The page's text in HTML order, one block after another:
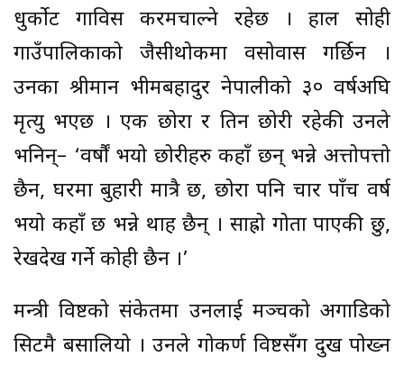
धुर्कोट गाविस करमचाल्ने रहेछ । हाल सोही
गाउँपालिकाको जैसीथोकमा वसोवास गर्छिन ।
उनका श्रीमान भीमबहादुर नेपालीको ३० वर्षअघि
मृत्यु भएछ । एक छोरा र तिन छोरी रहेकी उनले
भनिन्– ‘वर्षौं भयो छोरीहरु कहाँ छन् भन्ने अत्तोपत्तो
छैन, घरमा बुहारी मात्रै छ, छोरा पनि चार पाँच वर्ष
भयो कहाँ छ भन्ने थाह छैन् । साह्रो गोता पाएकी छु,
रेखदेख गर्ने कोही छैन ।’
मन्त्री विष्टको संकेतमा उनलाई मञ्चको अगाडिको
सिटमै बसालियो । उनले गोकर्ण विष्टसँग दुख पोख्न